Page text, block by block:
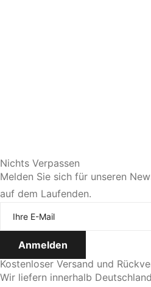
Sie bevorzugen eine
Jetzt Termin
Nichts Verpassen
Melden Sie sich für unseren
auf dem Laufenden.
Kostenloser Versand und
Wir liefern innerhalb